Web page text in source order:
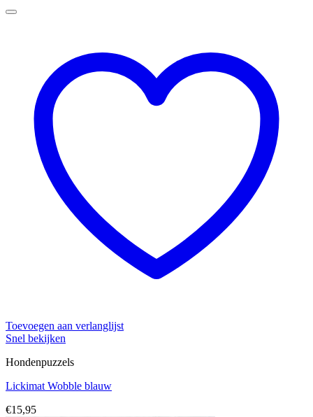
Toevoegen aan verlanglijst
Snel bekijken
Hondenpuzzels
Lickimat Wobble blauw
€15,95